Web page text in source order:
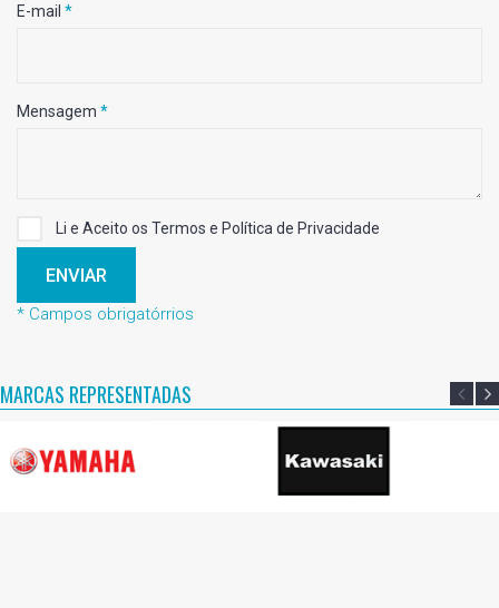
E-mail *
Mensagem *
Li e Aceito os Termos e Política de Privacidade
ENVIAR
* Campos obrigatórrios
MARCAS REPRESENTADAS